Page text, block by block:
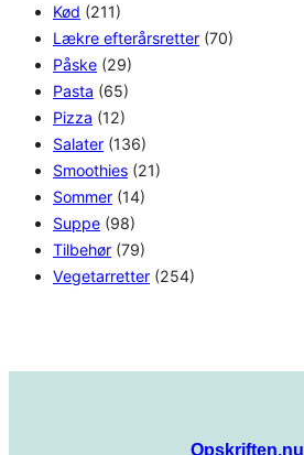
Kød (211)
Lækre efterårsretter (70)
Påske (29)
Pasta (65)
Pizza (12)
Salater (136)
Smoothies (21)
Sommer (14)
Suppe (98)
Tilbehør (79)
Vegetarretter (254)
Opskriften.nu